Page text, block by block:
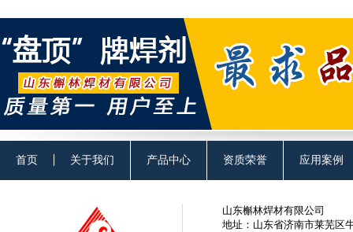
首页 关于我们 产品中心 资质荣誉 应用案例
山东槲林焊材有限公司
地址：山东省济南市莱芜区